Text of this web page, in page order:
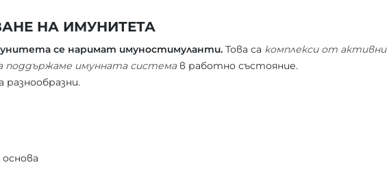
НА ИМУНИТЕТА
се наримат имуностимуланти. Това са комплекси от активни
имунната системав работно състояние.